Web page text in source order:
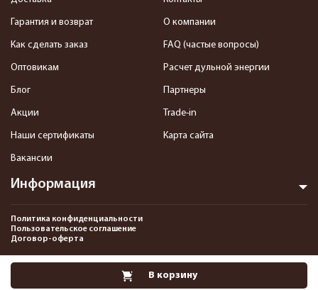
В корзину
Информация
Гарантия и возврат
Как сделать заказ
Оптовикам
Блог
Акции
Наши сертификаты
Вакансии
О компании
FAQ (частые вопросы)
Расчет дульной энергии
Партнеры
Trade-in
Карта сайта
Политика конфиденциальности
Пользовательское соглашение
Договор-оферта
2013-2026 Интернет-магазин пневматики, страйкбола и снаряжения–
Pnevmat24.ru. Все права защищены.©